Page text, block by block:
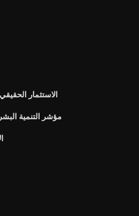
Cotizacion de divisas en tiempo الاستثمار الحقيقي
مؤشر التنمية